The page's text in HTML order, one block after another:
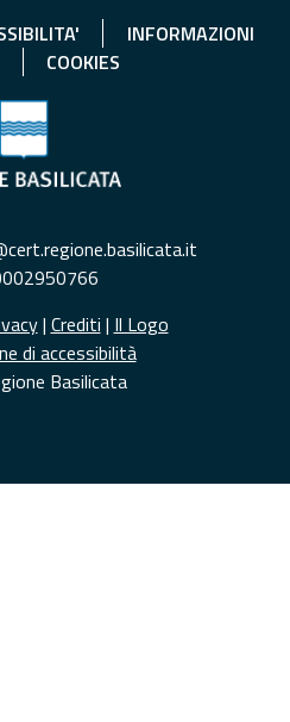
INFORMAZIONI
COOKIES
| Crediti | Il Logo
di accessibilità
Basilicata